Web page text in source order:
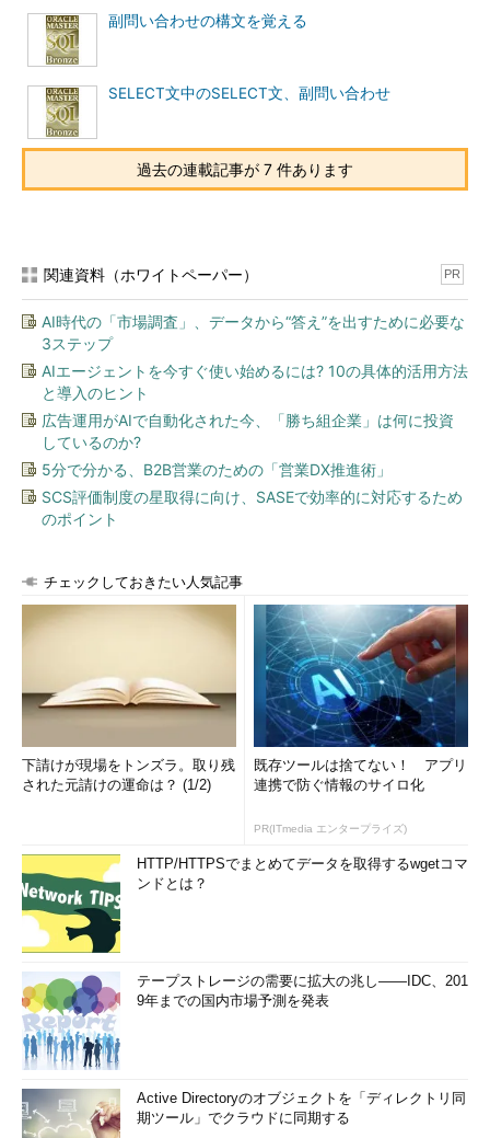
CREATE VIEW emp_view AS SELECT *
WHERE deptno
IN (10,20)
CREATE FORCE VIEW emp_view AS
IN (10,20);
e．
CREATE FORCE VIEW emp_view AS
SELECT * FROM emp
WHERE deptno
IN (10,20)
NO UPDATE;
正解：c
とですから、読み取り専用のビューを作成します。それには
WITH READ ONLY句を使用してビューを作成します（ 正解
選択肢aのように標準のビューの場合は、グループ関数の使
用など制限に違反しなければ更新可能です。この更新を防ぐの
がWITH READ ONLY句ということになりますね。
選択肢bのWITH CHECK OPTION句は、更新は可能ですが、
のです。この問題であれば、WHERE句で使用している部門番
号10と20のレコード以外の更新が拒否されます。
選択肢dと選択肢eで使用しているFORCE句は、ビューの基
礎表（この問題ではemp表）が存在していなくてもビュー定義
を作成できるというキーワードです。ビューの基礎表が存在し
ていない場合、FORCE句のない選択肢aではエラーとなります
が、選択肢dなら作成できます。
選択肢eのNO UPDATEという句は存在しません。
問題2
ビューの操作に必要なものを選択しなさい。
副問い合わせの構文を覚える
SELECT文中のSELECT文、副問い合わせ
過去の連載記事が 7 件あります
関連資料（ホワイトペーパー） PR
AI時代の「市場調査」、データから“答え”を出すために必要な
3ステップ
AIエージェントを今すぐ使い始めるには? 10の具体的活用方法
と導入のヒント
広告運用がAIで自動化された今、「勝ち組企業」は何に投資
しているのか?
5分で分かる、B2B営業のための「営業DX推進術」
SCS評価制度の星取得に向け、SASEで効率的に対応するため
のポイント
チェックしておきたい人気記事
下請けが現場をトンズラ。取り残
された元請けの運命は？ (1/2)
既存ツールは捨てない！ アプリ
連携で防ぐ情報のサイロ化
PR(ITmedia エンタープライズ)
HTTP/HTTPSでまとめてデータを取得するwgetコマ
ンドとは？
テープストレージの需要に拡大の兆し――IDC、201
9年までの国内市場予測を発表
Active Directoryのオブジェクトを「ディレクトリ同
期ツール」でクラウドに同期する